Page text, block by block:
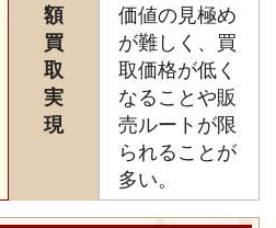
額
買
取
実
現
価値の見極め
が難しく、買
取価格が低く
なることや販
売ルートが限
られることが
多い。